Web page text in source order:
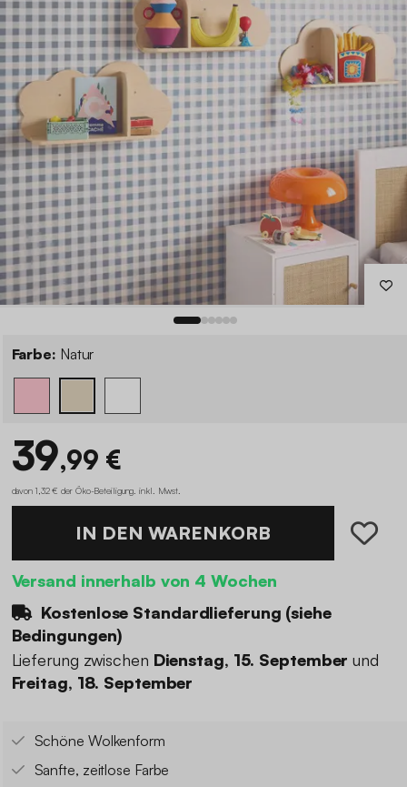
Farbe: Natur
39,99 €
davon 1,32 € der Öko-Beteiligung inkl. Mwst.
IN DEN WARENKORB
Versand innerhalb von 4 Wochen
Kostenlose Standardlieferung (siehe
Bedingungen)
Lieferung zwischen Dienstag, 15. September und
Freitag, 18. September
Schöne Wolkenform
Sanfte, zeitlose Farbe